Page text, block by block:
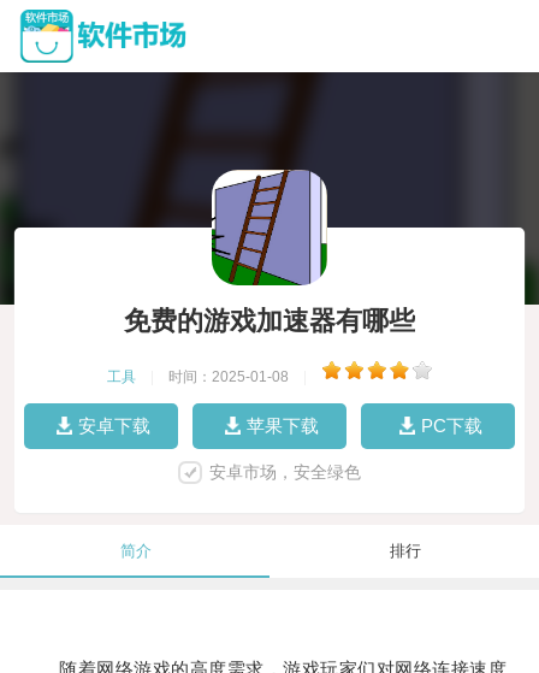
免费的游戏加速器有哪些
工具 时间：2025-01-08
安卓下载 苹果下载 PC下载
安卓市场，安全绿色
简介 排行